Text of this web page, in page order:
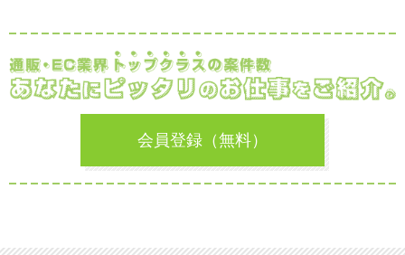
会員登録（無料）